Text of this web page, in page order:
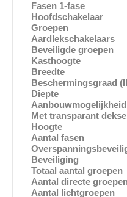
Fasen 1-fase
Hoofdschakelaar
Groepen
Aardlekschakelaars
Beveiligde groepen
Kasthoogte
Breedte
Beschermingsgraad
Diepte
Aanbouwmogelijkheid
Met transparant
Hoogte
Aantal fasen
Beveiliging
Totaal aantal groepen
Aantal directe
Aantal lichtgroepen